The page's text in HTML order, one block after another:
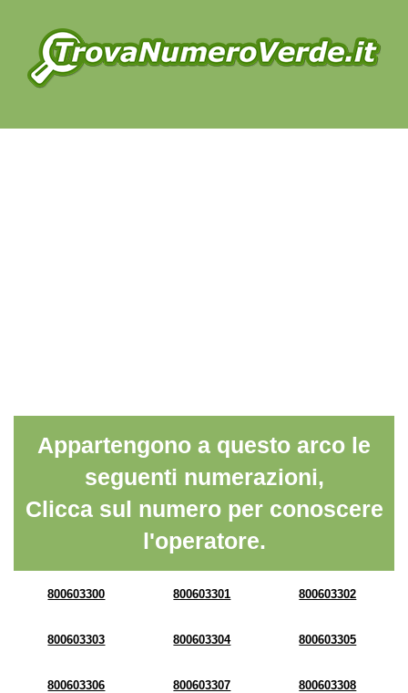
Appartengono a questo arco le
seguenti numerazioni,
Clicca sul numero per conoscere
l'operatore.
800603300 800603301 800603302
800603303 800603304 800603305
800603306 800603307 800603308